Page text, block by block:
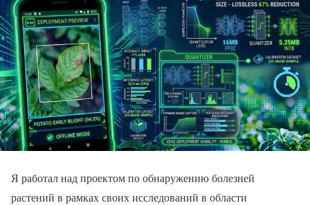
Я работал над проектом по обнаружению болезней
растений в рамках своих исследований в области